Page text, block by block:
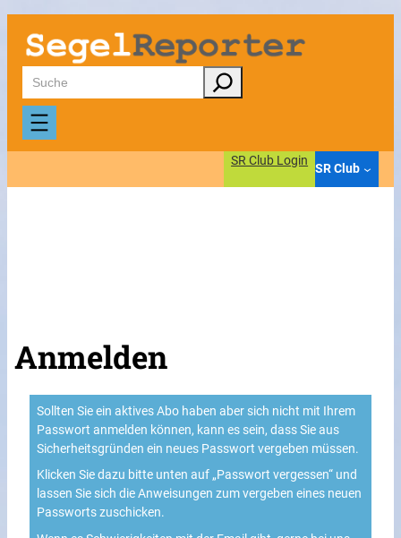
Suchen
SR Club Login
SR Club
Anmelden
Sollten Sie ein aktives Abo haben aber sich nicht mit Ihrem
Passwort anmelden können, kann es sein, dass Sie aus
Sicherheitsgründen ein neues Passwort vergeben müssen.
Klicken Sie dazu bitte unten auf „Passwort vergessen“ und
lassen Sie sich die Anweisungen zum vergeben eines neuen
Passworts zuschicken.